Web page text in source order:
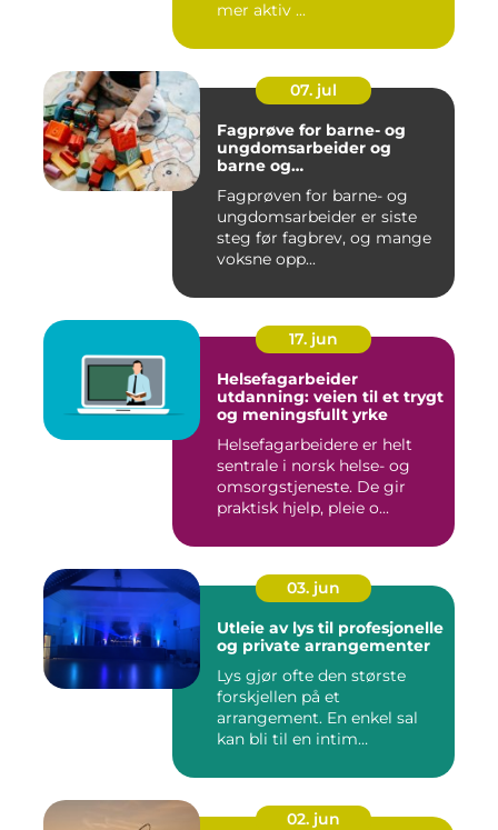
mer aktiv ...
07. jul
Fagprøve for barne- og
ungdomsarbeider og
barne og
og VG2
Fagprøven for barne- og
ungdomsarbeider er siste
steg før fagbrev, og mange
voksne opp...
17. jun
Helsefagarbeider
utdanning: veien til et trygt
og meningsfullt yrke
Helsefagarbeidere er helt
sentrale i norsk helse- og
omsorgstjeneste. De gir
praktisk hjelp, pleie o...
03. jun
Utleie av lys til profesjonelle
og private arrangementer
Lys gjør ofte den største
forskjellen på et
arrangement. En enkel sal
kan bli til en intim
02. jun